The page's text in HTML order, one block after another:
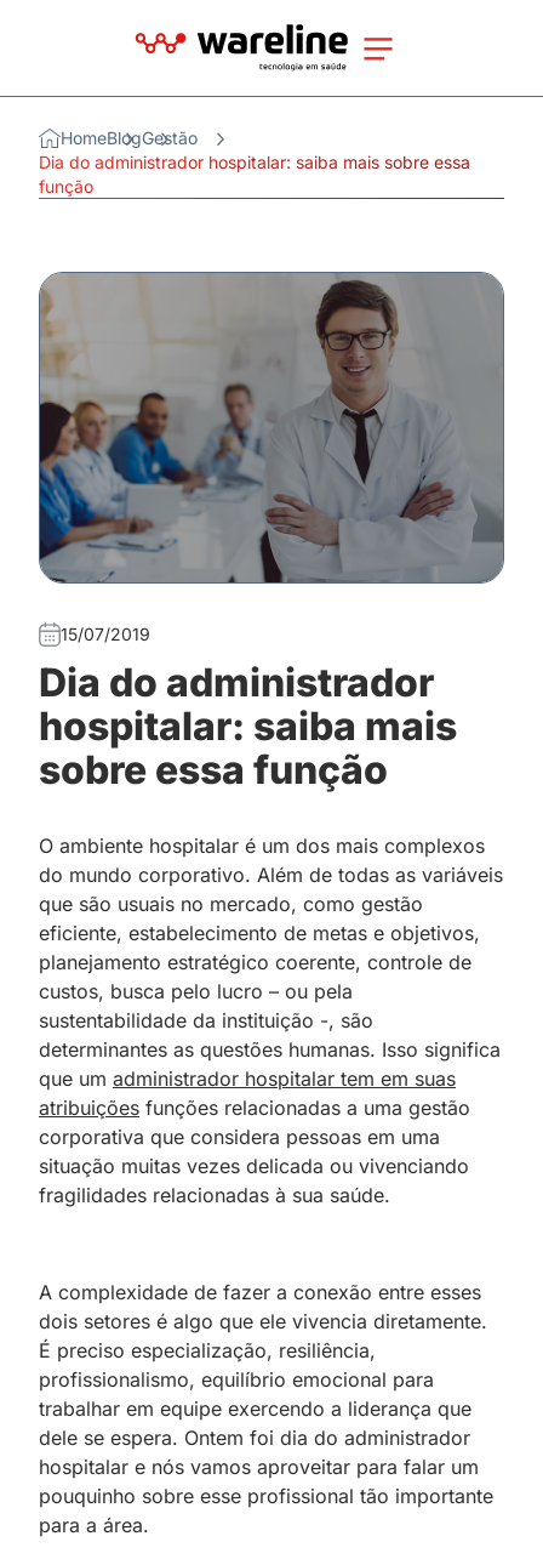
HomeBlogGestão
Dia do administrador hospitalar: saiba mais sobre essa
função
15/07/2019
Dia do administrador
hospitalar: saiba mais
sobre essa função
O ambiente hospitalar é um dos mais complexos
do mundo corporativo. Além de todas as variáveis
que são usuais no mercado, como gestão
eficiente, estabelecimento de metas e objetivos,
planejamento estratégico coerente, controle de
custos, busca pelo lucro – ou pela
sustentabilidade da instituição -, são
determinantes as questões humanas. Isso significa
que um administrador hospitalar tem em suas
atribuições funções relacionadas a uma gestão
corporativa que considera pessoas em uma
situação muitas vezes delicada ou vivenciando
fragilidades relacionadas à sua saúde.
A complexidade de fazer a conexão entre esses
dois setores é algo que ele vivencia diretamente.
É preciso especialização, resiliência,
profissionalismo, equilíbrio emocional para
trabalhar em equipe exercendo a liderança que
dele se espera. Ontem foi dia do administrador
hospitalar e nós vamos aproveitar para falar um
pouquinho sobre esse profissional tão importante
para a área.